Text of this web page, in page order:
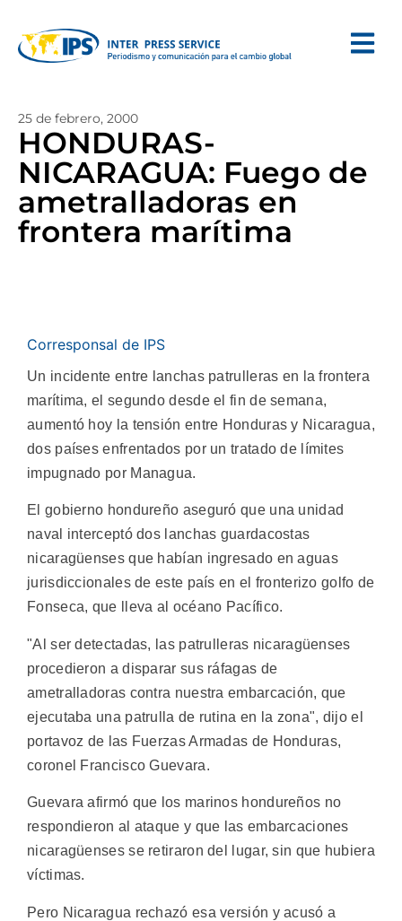
25 de febrero, 2000
HONDURAS-
NICARAGUA: Fuego de
ametralladoras en
frontera marítima
Corresponsal de IPS
Un incidente entre lanchas patrulleras en la frontera
marítima, el segundo desde el fin de semana,
aumentó hoy la tensión entre Honduras y Nicaragua,
dos países enfrentados por un tratado de límites
impugnado por Managua.
El gobierno hondureño aseguró que una unidad
naval interceptó dos lanchas guardacostas
nicaragüenses que habían ingresado en aguas
jurisdiccionales de este país en el fronterizo golfo de
Fonseca, que lleva al océano Pacífico.
"Al ser detectadas, las patrulleras nicaragüenses
procedieron a disparar sus ráfagas de
ametralladoras contra nuestra embarcación, que
ejecutaba una patrulla de rutina en la zona", dijo el
portavoz de las Fuerzas Armadas de Honduras,
coronel Francisco Guevara.
Guevara afirmó que los marinos hondureños no
respondieron al ataque y que las embarcaciones
nicaragüenses se retiraron del lugar, sin que hubiera
víctimas.
Pero Nicaragua rechazó esa versión y acusó a